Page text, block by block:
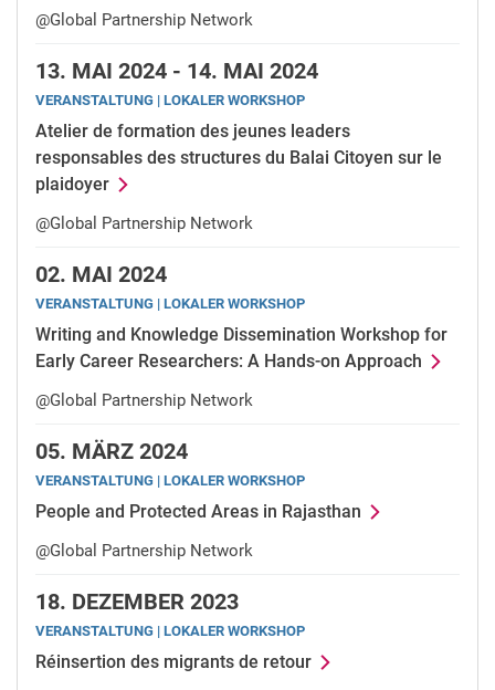
@Global Partnership Network
13. MAI 2024 - 14. MAI 2024
VERANSTALTUNG | LOKALER WORKSHOP
Atelier de formation des jeunes leaders
responsables des structures du Balai Citoyen sur le
plaidoyer
@Global Partnership Network
02. MAI 2024
VERANSTALTUNG | LOKALER WORKSHOP
Writing and Knowledge Dissemination Workshop for
Early Career Researchers: A Hands-on Approach
@Global Partnership Network
05. MÄRZ 2024
VERANSTALTUNG | LOKALER WORKSHOP
People and Protected Areas in Rajasthan
@Global Partnership Network
18. DEZEMBER 2023
VERANSTALTUNG | LOKALER WORKSHOP
Réinsertion des migrants de retour